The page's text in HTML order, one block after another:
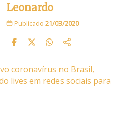
Leonardo
Publicado 21/03/2020
coronavírus no Brasil,
lives em redes sociais para